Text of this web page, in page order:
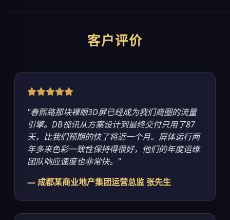
客户评价
"春熙路那块裸眼3D屏已经成为我们商圈的流量
引擎。DB视讯从方案设计到最终交付只用了87
天，比我们预期的快了将近一个月。屏体运行两
年多来色彩一致性保持得很好，他们的年度运维
团队响应速度也非常快。"
— 成都某商业地产集团运营总监 张先生